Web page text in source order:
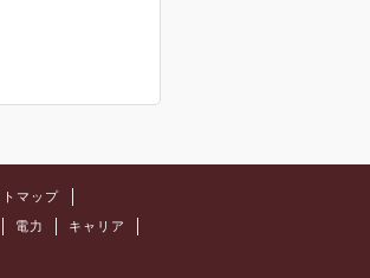
トマップ
電力
キャリア